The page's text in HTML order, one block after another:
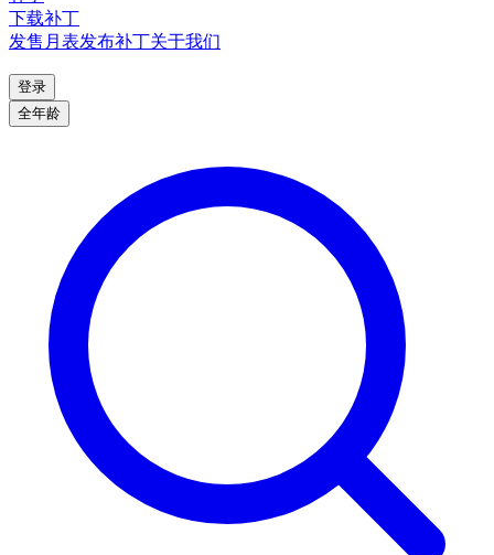
下载补丁
发售月表发布补丁关于我们
登录
全年龄